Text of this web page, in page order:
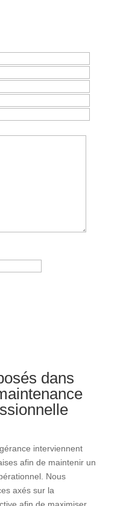
dans
interviennent
afin de maintenir un
Nous
axés sur la